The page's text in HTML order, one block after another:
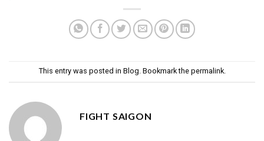
This entry was posted in Blog . Bookmark the permalink.
FIGHT SAIGON